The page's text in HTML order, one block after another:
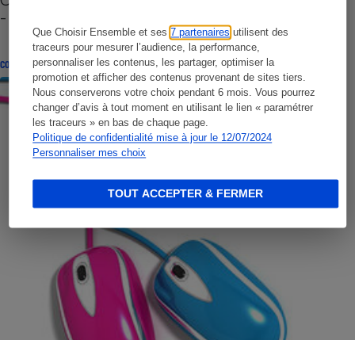
Que Choisir Ensemble et ses7 partenaires utilisent des
traceurs pour mesurer l’audience, la performance,
personnaliser les contenus, les partager, optimiser la
promotion et afficher des contenus provenant de sites tiers.
Nous conserverons votre choix pendant 6 mois. Vous pourrez
changer d’avis à tout moment en utilisant le lien « paramétrer
les traceurs » en bas de chaque page.
Politique de confidentialité mise à jour le 12/07/2024
Personnaliser mes choix
TOUT ACCEPTER & FERMER
- Premières impressions
CONSEILS